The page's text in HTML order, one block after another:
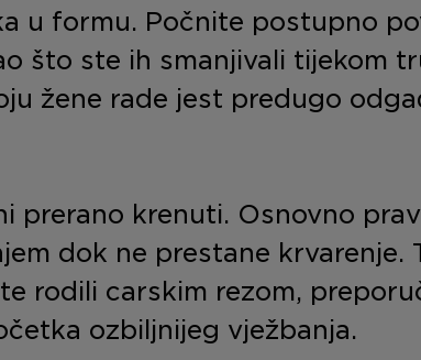
u formu. Počnite postupno
što ste ih smanjivali tijekom
žene rade jest predugo
prerano krenuti. Osnovno
dok ne prestane krvarenje.
rodili carskim rezom,
ozbiljnijeg vježbanja.